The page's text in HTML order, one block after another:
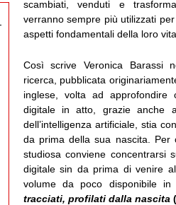
scambiati, venduti e
verranno sempre più utilizzati
aspetti fondamentali della loro
Così scrive Veronica Barassi
ricerca, pubblicata
inglese, volta ad approfondire
digitale in atto, grazie anche
dell’intelligenza artificiale, stia
da prima della sua nascita. Per
studiosa conviene concentrarsi
digitale sin da prima di venire
volume da poco disponibile
tracciati, profilati dalla nascita